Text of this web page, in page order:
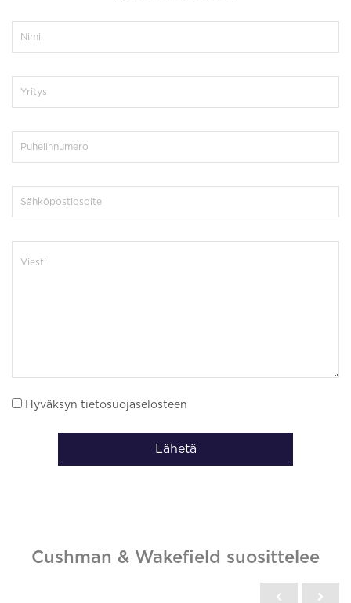
Hyväksyn tietosuojaselosteen
Lähetä
Cushman & Wakefield suosittelee